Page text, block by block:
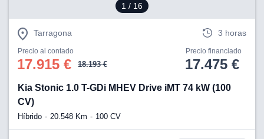
1 / 16
Tarragona 3 horas
Precio al contado
17.915 € 18.193 €
Precio financiado
17.475 €
Kia Stonic 1.0 T-GDi MHEV Drive iMT 74 kW (100
CV)
Híbrido 20.548 Km 100 CV